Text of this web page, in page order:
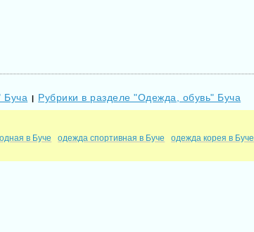
Буча | Рубрики в разделе "Одежда, обувь" Буча
в Буче одежда спортивная в Буче
одежда корея в Буче